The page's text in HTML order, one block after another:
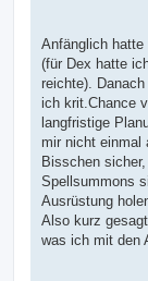
Anfänglich
(für Dex hatte
reichte).
ich krit.Chance
langfristige
mir nicht einmal
Bisschen
Spellsummons
Ausrüstung
Also kurz
was ich mit den